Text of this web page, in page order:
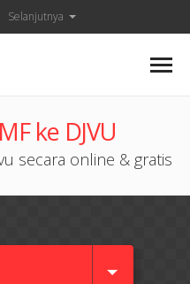
Selanjutnya
ke DJVU
secara online & gratis